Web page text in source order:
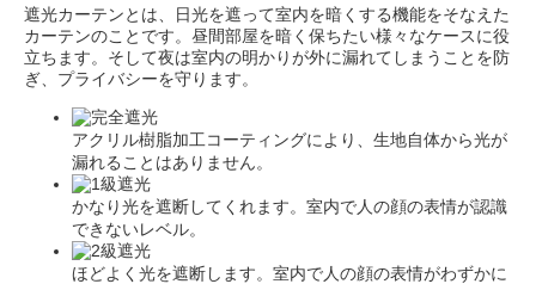
遮光カーテンとは、日光を遮って室内を暗くする機能をそなえた
カーテンのことです。昼間部屋を暗く保ちたい様々なケースに役
立ちます。そして夜は室内の明かりが外に漏れてしまうことを防
ぎ、プライバシーを守ります。
アクリル樹脂加工コーティングにより、生地自体から光が
漏れることはありません。
かなり光を遮断してくれます。室内で人の顔の表情が認識
できないレベル。
ほどよく光を遮断します。室内で人の顔の表情がわずかに